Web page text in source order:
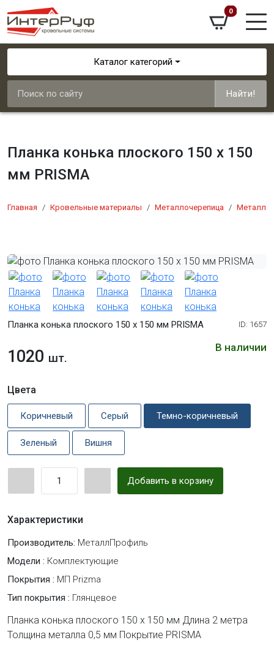
0
Каталог категорий
Найти!
Планка конька плоского 150 х 150
мм PRISMA
Главная Кровельные материалы Металлочерепица
Планка конька плоского 150 х 150 мм PRISMA ID: 1657
В наличии
1020 шт.
Цвета
Коричневый Серый Темно-коричневый
Зеленый Вишня
Добавить в корзину
Характеристики
Производитель: МеталлПрофиль
Модели : Комплектующие
Покрытия : МП Prizma
Тип покрытия : Глянцевое
Планка конька плоского 150 х 150 мм Длина 2 метра
Толщина металла 0,5 мм Покрытие PRISMA